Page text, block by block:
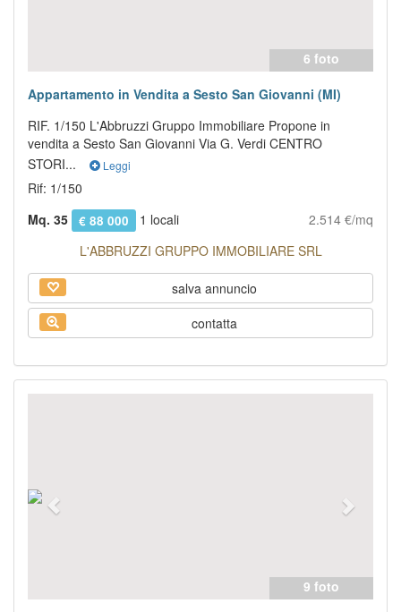
6 foto
Appartamento in Vendita a Sesto San Giovanni (MI)
RIF. 1/150 L'Abbruzzi Gruppo Immobiliare Propone in
vendita a Sesto San Giovanni Via G. Verdi CENTRO
STORI...
Leggi
Rif: 1/150
Mq. 35
€ 88 000 1 locali
2.514 €/mq
L'ABBRUZZI GRUPPO IMMOBILIARE SRL
salva annuncio
contatta
9 foto